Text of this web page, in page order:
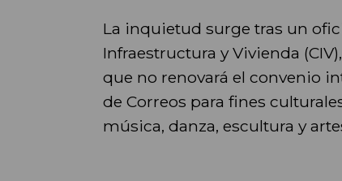
La inquietud surge tras un
Infraestructura y Vivienda
que no renovará el convenio
de Correos para fines
música, danza, escultura y